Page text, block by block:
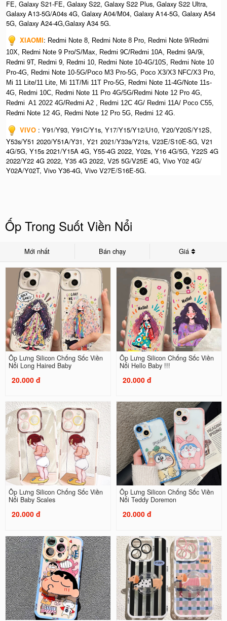
FE, Galaxy S21-FE, Galaxy S22, Galaxy S22 Plus, Galaxy S22 Ultra,
Galaxy A13-5G/A04s 4G, Galaxy A04/M04, Galaxy A14-5G, Galaxy A54
5G, Galaxy A24-4G,Galaxy A34 5G.
XIAOMI: Redmi Note 8, Redmi Note 8 Pro, Redmi Note 9/Redmi
10X, Redmi Note 9 Pro/S/Max, Redmi 9C/Redmi 10A, Redmi 9A/9i,
Redmi 9T, Redmi 9, Redmi 10, Redmi Note 10-4G/10S, Redmi Note 10
Pro-4G, Redmi Note 10-5G/Poco M3 Pro-5G, Poco X3/X3 NFC/X3 Pro,
Mi 11 Lite/11 Lite, Mi 11T/Mi 11T Pro-5G, Redmi Note 11-4G/Note 11s-
4G, Redmi 10C, Redmi Note 11 Pro 4G/5G/Redmi Note 12 Pro 4G,
Redmi A1 2022 4G/Redmi A2 , Redmi 12C 4G/ Redmi 11A/ Poco C55,
Redmi Note 12 4G, Redmi Note 12 Pro 5G, Redmi 12 4G.
VIVO : Y91/Y93, Y91C/Y1s, Y17/Y15/Y12/U10, Y20/Y20S/Y12S,
Y53s/Y51 2020/Y51A/Y31, Y21 2021/Y33s/Y21s, V23E/S10E-5G, V21
4G/5G, Y15s 2021/Y15A 4G, Y55-4G 2022, Y02s, Y16 4G/5G, Y22S 4G
2022/Y22 4G 2022, Y35 4G 2022, V25 5G/V25E 4G, Vivo Y02 4G/
Y02A/Y02T, Vivo Y36-4G, Vivo V27E/S16E-5G.
Ốp Trong Suốt Viền Nổi
Mới nhất Bán chạy Giá
Ốp Lưng Silicon Chống Sốc Viền
Nổi Long Haired Baby
20.000 đ
Ốp Lưng Silicon Chống Sốc Viền
Nổi Hello Baby !!!
20.000 đ
Ốp Lưng Silicon Chống Sốc Viền
Nổi Baby Scales
20.000 đ
Ốp Lưng Silicon Chống Sốc Viền
Nổi Teddy Doremon
20.000 đ